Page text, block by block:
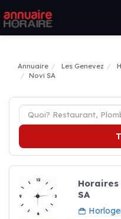
Annuaire Les Genevez
Novi SA
SA